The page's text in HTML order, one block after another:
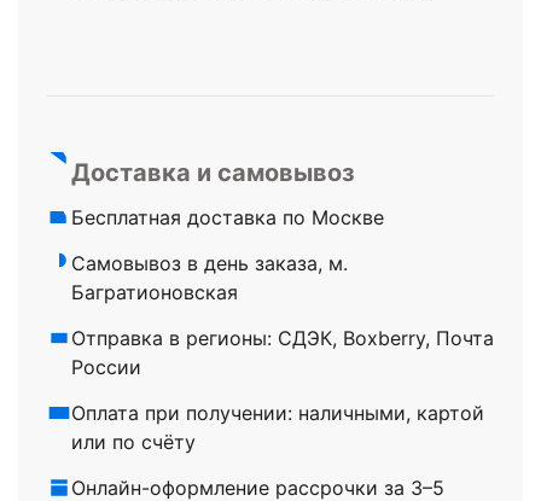
Доставка и самовывоз
Бесплатная доставка по Москве
Самовывоз в день заказа, м.
Багратионовская
Отправка в регионы: СДЭК, Boxberry, Почта
России
Оплата при получении: наличными, картой
или по счёту
Онлайн-оформление рассрочки за 3–5